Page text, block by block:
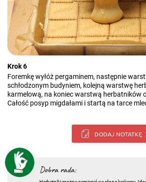
Krok 6
Foremkę wyłóż pergaminem, następnie
schłodzonym budyniem, kolejną warstwę
karmelową, na koniec warstwą herbatników
Całość posyp migdałami i startą na tarce
DODAJ NOTATKĘ
Dobra rada: